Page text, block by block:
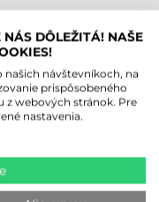
ZEBRA
Zebra
FS40
2D Area Imager
priemyselné
stacionárne
DÔLEŽITÁ! NAŠE
návštevníkoch, na
prispôsobeného
z webových stránok. Pre
nastavenia.